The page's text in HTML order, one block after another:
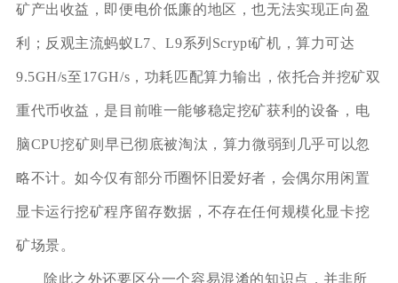
矿产出收益，即便电价低廉的地区，也无法实现正向盈
利；反观主流蚂蚁L7、L9系列Scrypt矿机，算力可达
9.5GH/s至17GH/s，功耗匹配算力输出，依托合并挖矿双
重代币收益，是目前唯一能够稳定挖矿获利的设备，电
脑CPU挖矿则早已彻底被淘汰，算力微弱到几乎可以忽
略不计。如今仅有部分币圈怀旧爱好者，会偶尔用闲置
显卡运行挖矿程序留存数据，不存在任何规模化显卡挖
矿场景。
除此之外还要区分一个容易混淆的知识点，并非所